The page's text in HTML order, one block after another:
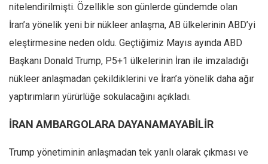
Ekonomi
Spor
Sağlık
Gıda-Beslenme
Siyaset
nitelendirilmişti. Özellikle son günlerde gündemde olan
İran’a yönelik yeni bir nükleer anlaşma, AB ülkelerinin ABD’yi
eleştirmesine neden oldu. Geçtiğimiz Mayıs ayında ABD
Başkanı Donald Trump, P5+1 ülkelerinin İran ile imzaladığı
nükleer anlaşmadan çekildiklerini ve İran’a yönelik daha ağır
yaptırımların yürürlüğe sokulacağını açıkladı.
İRAN AMBARGOLARA DAYANAMAYABİLİR
Trump yönetiminin anlaşmadan tek yanlı olarak çıkması ve